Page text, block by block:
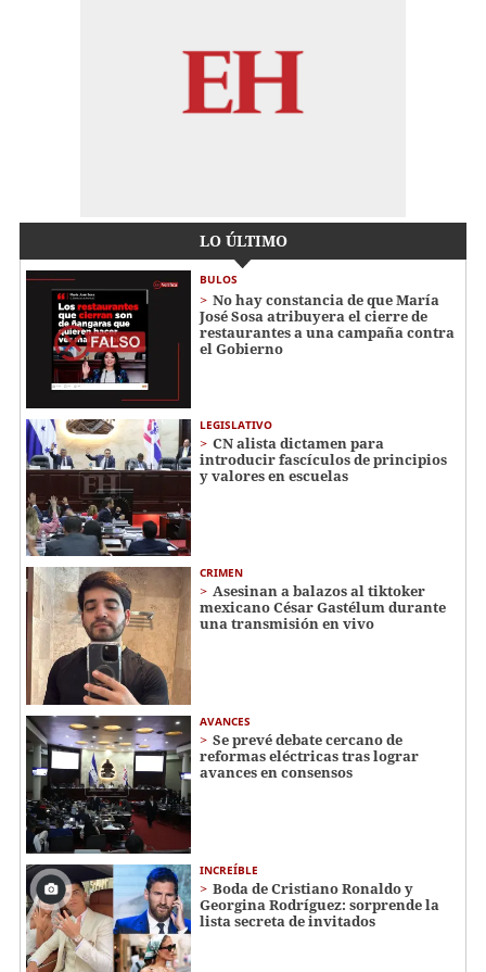
LO ÚLTIMO
BULOS
No hay constancia de que María
José Sosa atribuyera el cierre de
restaurantes a una campaña contra
el Gobierno
LEGISLATIVO
CN alista dictamen para
introducir fascículos de principios
y valores en escuelas
CRIMEN
Asesinan a balazos al tiktoker
mexicano César Gastélum durante
una transmisión en vivo
AVANCES
Se prevé debate cercano de
reformas eléctricas tras lograr
avances en consensos
INCREÍBLE
Boda de Cristiano Ronaldo y
Georgina Rodríguez: sorprende la
lista secreta de invitados